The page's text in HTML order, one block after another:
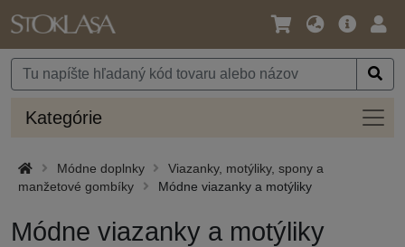
Jazyk
Mena
Hlavná
Kategórie
Módne doplnky
Viazanky, motýliky, spony a
manžetové gombíky
Módne viazanky a motýliky
Módne viazanky a motýliky